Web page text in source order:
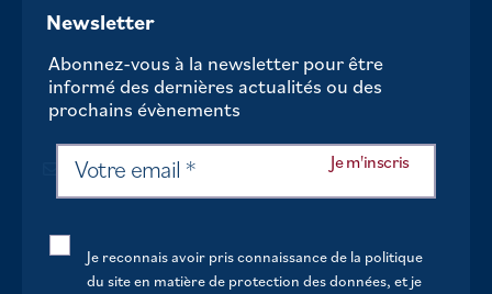
Newsletter
Abonnez-vous à la newsletter pour être
informé des dernières actualités ou des
prochains évènements
Je reconnais avoir pris connaissance de la politique
du site en matière de protection des données, et je